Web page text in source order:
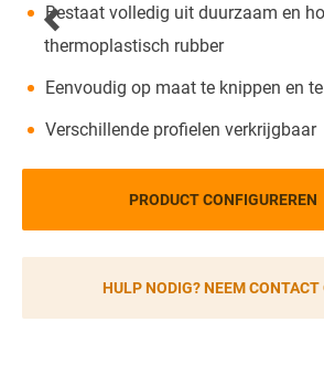
Bestaat volledig uit duurzaam en
thermoplastisch rubber
Eenvoudig op maat te knippen en
Verschillende profielen verkrijgbaar
PRODUCT CONFIGUREREN
HULP NODIG? NEEM CONTACT